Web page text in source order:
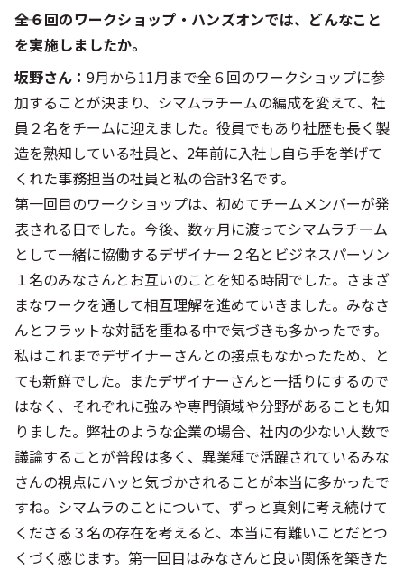
――全６回のワークショップ・ハンズオンでは、どんなこと
を実施しましたか。
坂野さん： 9月から11月まで全６回のワークショップに参
加することが決まり、シマムラチームの編成を変えて、社
員２名をチームに迎えました。役員でもあり社歴も長く製
造を熟知している社員と、2年前に入社し自ら手を挙げて
くれた事務担当の社員と私の合計3名です。
第一回目のワークショップは、初めてチームメンバーが発
表される日でした。今後、数ヶ月に渡ってシマムラチーム
として一緒に協働するデザイナー２名とビジネスパーソン
１名のみなさんとお互いのことを知る時間でした。さまざ
まなワークを通して相互理解を進めていきました。みなさ
んとフラットな対話を重ねる中で気づきも多かったです。
私はこれまでデザイナーさんとの接点もなかったため、と
ても新鮮でした。またデザイナーさんと一括りにするので
はなく、それぞれに強みや専門領域や分野があることも知
りました。弊社のような企業の場合、社内の少ない人数で
議論することが普段は多く、異業種で活躍されているみな
さんの視点にハッと気づかされることが本当に多かったで
すね。シマムラのことについて、ずっと真剣に考え続けて
くださる３名の存在を考えると、本当に有難いことだとつ
くづく感じます。第一回目はみなさんと良い関係を築きた